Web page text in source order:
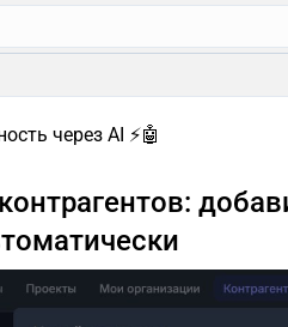
через AI ⚡️🤖